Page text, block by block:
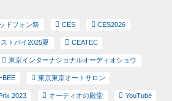
ドフォン祭 CES CES2026
ストバイ2025夏 CEATEC
東京インターナショナルオーディオショウ
BEE 東京東京オートサロン
2023 オーディオの殿堂 YouTube